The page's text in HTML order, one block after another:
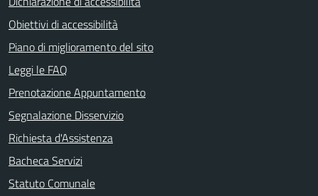
Obiettivi di accessibilità
Piano di miglioramento del sito
Leggi le FAQ
Prenotazione Appuntamento
Segnalazione Disservizio
Richiesta d'Assistenza
Bacheca Servizi
Statuto Comunale